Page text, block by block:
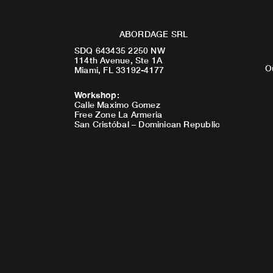
ABORDAGE SRL
SDQ 643435 2250 NW
114th Avenue, Ste 1A
Miami, FL 33192-4177
Workshop:
Calle Maximo Gomez
Free Zone La Armeria
San Cristóbal – Dominican Republic